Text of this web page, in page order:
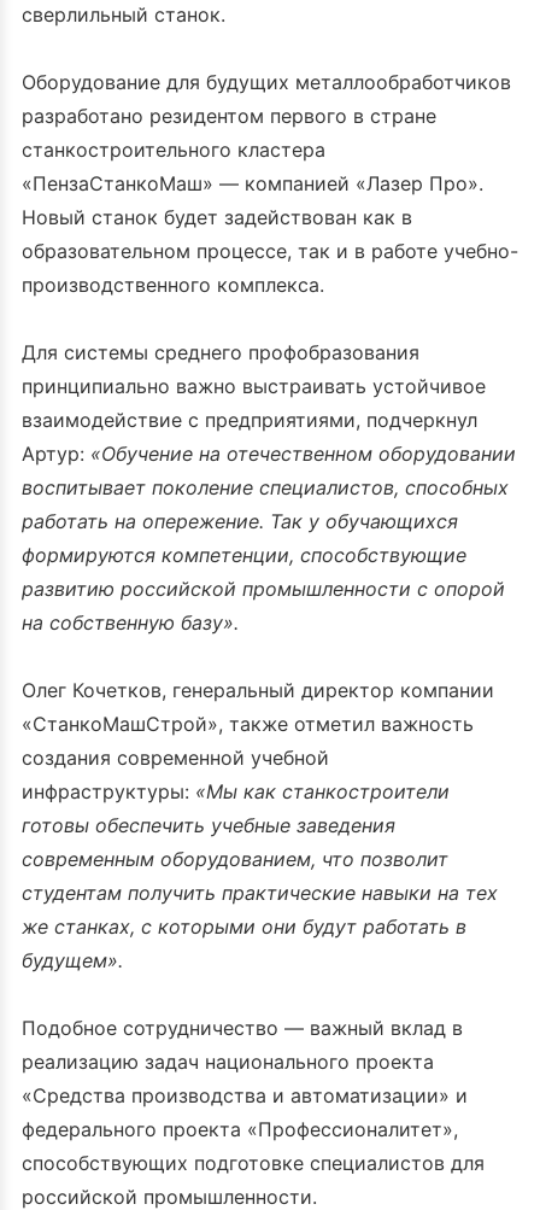
сверлильный станок.
Оборудование для будущих металлообработчиков
разработано резидентом первого в стране
станкостроительного кластера
«ПензаСтанкоМаш» — компанией «Лазер Про».
Новый станок будет задействован как в
образовательном процессе, так и в работе учебно-
производственного комплекса.
Для системы среднего профобразования
принципиально важно выстраивать устойчивое
взаимодействие с предприятиями, подчеркнул
Артур: «Обучение на отечественном оборудовании
воспитывает поколение специалистов, способных
работать на опережение. Так у обучающихся
формируются компетенции, способствующие
развитию российской промышленности с опорой
на собственную базу».
Олег Кочетков, генеральный директор компании
«СтанкоМашСтрой», также отметил важность
создания современной учебной
инфраструктуры: «Мы как станкостроители
готовы обеспечить учебные заведения
современным оборудованием, что позволит
студентам получить практические навыки на тех
же станках, с которыми они будут работать в
будущем».
Подобное сотрудничество — важный вклад в
реализацию задач национального проекта
«Средства производства и автоматизации» и
федерального проекта «Профессионалитет»,
способствующих подготовке специалистов для
российской промышленности.